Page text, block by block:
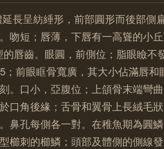
長呈紡綞形，前部圓形而後部側
吻短；唇薄，下唇有一高聳的小
的唇齒。眼圓，前側位；脂眼瞼不
；前眼眶骨寬廣，其大小佔滿唇和
。口小，亞腹位；上頜骨末端彎
口角後緣；舌骨和翼骨上長絨毛
鼻孔每側各一對。在稚魚期為圓
櫛刺的櫛鱗；頭部及體側的側線